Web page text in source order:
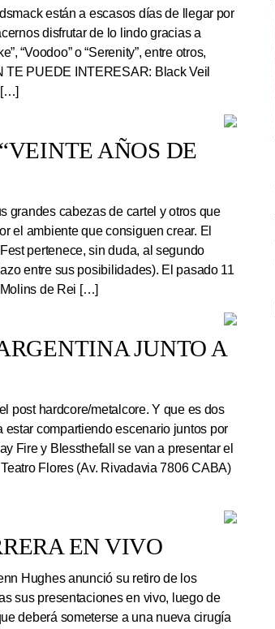
están a escasos días de llegar por
disfrutar de lo lindo gracias a
“Voodoo” o “Serenity”, entre otros,
TE PUEDE INTERESAR: Black Veil
[…]
AÑOS DE
grandes cabezas de cartel y otros que
el ambiente que consiguen crear. El
pertenece, sin duda, al segundo
entre sus posibilidades). El pasado 11
de Rei […]
JUNTO A
post hardcore/metalcore. Y que es dos
compartiendo escenario juntos por
Fire y Blessthefall se van a presentar el
Flores (Av. Rivadavia 7806 CABA)
EN VIVO
Hughes anunció su retiro de los
sus presentaciones en vivo, luego de
deberá someterse a una nueva cirugía